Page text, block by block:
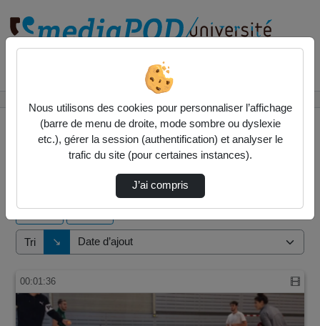
1 vidéo trouvée
Tri ↘
Direction de tri
00:01:36
Nous utilisons des cookies pour personnaliser l’affichage
(barre de menu de droite, mode sombre ou dyslexie
etc.), gérer la session (authentification) et analyser le
trafic du site (pour certaines instances).
J’ai compris